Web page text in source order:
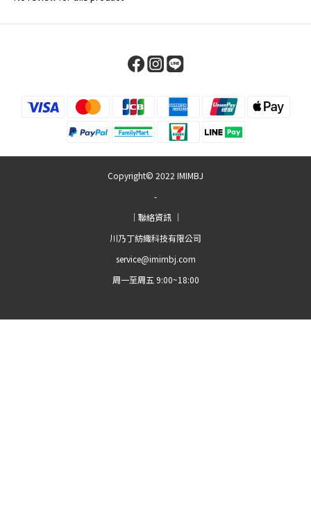
Copyright© 2022 IMIMBJ
-
｜聯絡資訊 ｜
川乃丁紡織科技有限公司
service@imimbj.com
周一至周五 9:00~18:00